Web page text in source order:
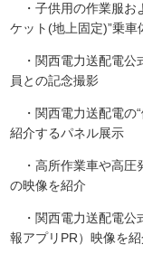
・子供用の作業服お
ケット(地上固定)”乗
・関西電力送配電公
員との記念撮影
・関西電力送配電の
紹介するパネル展示
・高所作業車や高圧
の映像を紹介
・関西電力送配電公
報アプリPR）映像を